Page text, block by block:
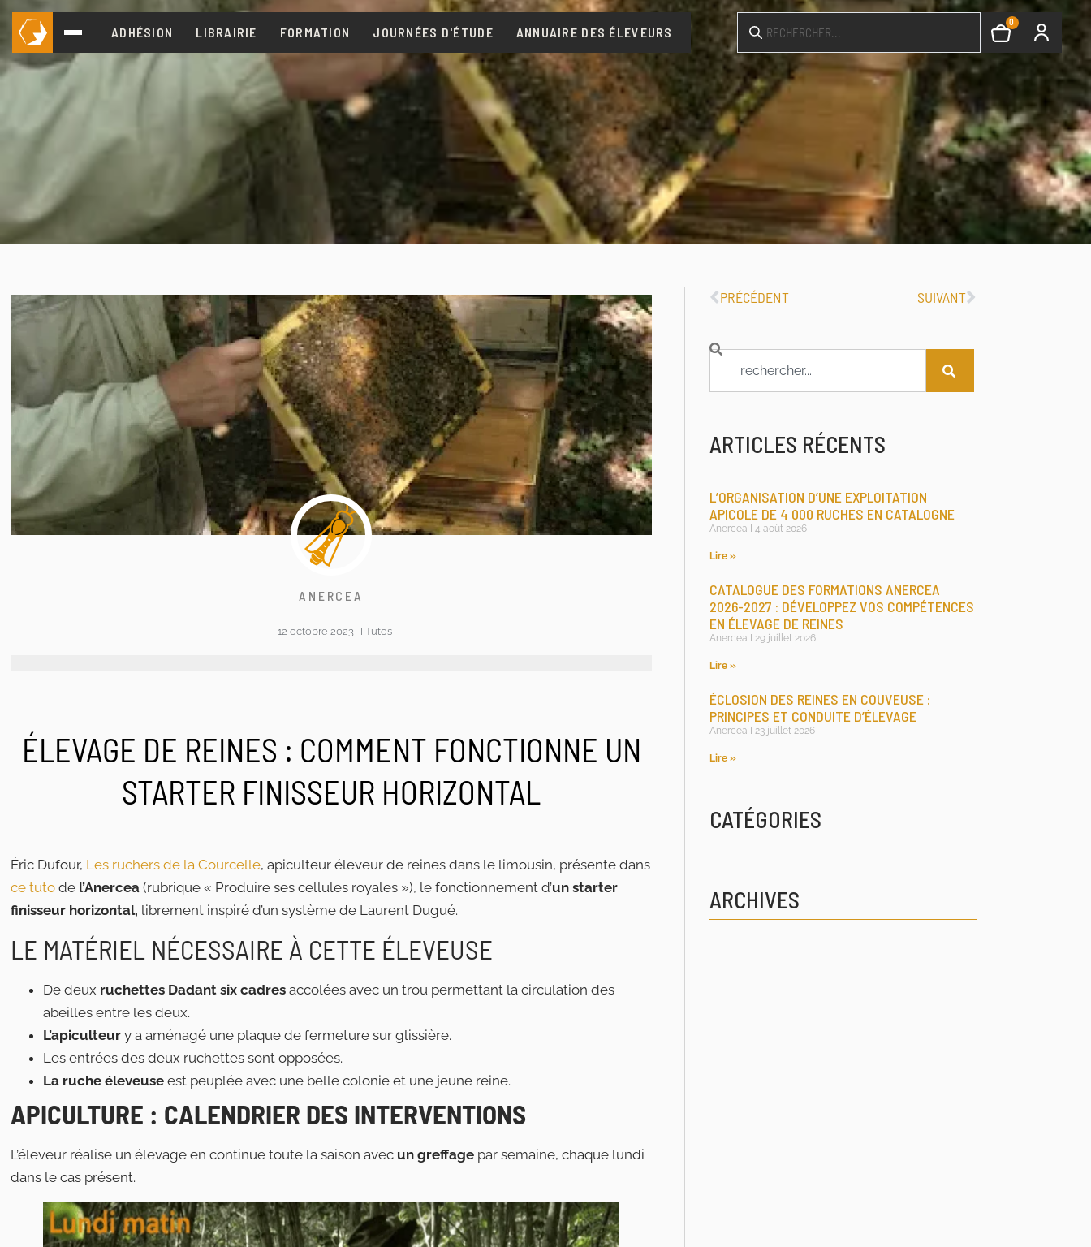
ADHÉSION LIBRAIRIE FORMATION JOURNÉES D'ÉTUDE ANNUAIRE DES ÉLEVEURS
0
ANERCEA
12 octobre 2023 I Tutos
ÉLEVAGE DE REINES : COMMENT FONCTIONNE UN
STARTER FINISSEUR HORIZONTAL
Éric Dufour, Les ruchers de la Courcelle, apiculteur éleveur de reines dans le limousin, présente dans
ce tuto de l’Anercea (rubrique « Produire ses cellules royales »), le fonctionnement d’un starter
finisseur horizontal, librement inspiré d’un système de Laurent Dugué.
LE MATÉRIEL NÉCESSAIRE À CETTE ÉLEVEUSE
De deux ruchettes Dadant six cadres accolées avec un trou permettant la circulation des
abeilles entre les deux.
L’apiculteur y a aménagé une plaque de fermeture sur glissière.
Les entrées des deux ruchettes sont opposées.
La ruche éleveuse est peuplée avec une belle colonie et une jeune reine.
APICULTURE : CALENDRIER DES INTERVENTIONS
L’éleveur réalise un élevage en continue toute la saison avec un greffage par semaine, chaque lundi
dans le cas présent.
PRÉCÉDENT SUIVANT
ARTICLES RÉCENTS
L’ORGANISATION D’UNE EXPLOITATION
APICOLE DE 4 000 RUCHES EN CATALOGNE
Anercea 4 août 2026
Lire »
CATALOGUE DES FORMATIONS ANERCEA
2026-2027 : DÉVELOPPEZ VOS COMPÉTENCES
EN ÉLEVAGE DE REINES
Anercea 29 juillet 2026
Lire »
ÉCLOSION DES REINES EN COUVEUSE :
PRINCIPES ET CONDUITE D’ÉLEVAGE
Anercea 23 juillet 2026
Lire »
CATÉGORIES
ARCHIVES